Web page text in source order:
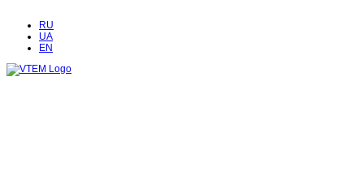
RU
UA
EN